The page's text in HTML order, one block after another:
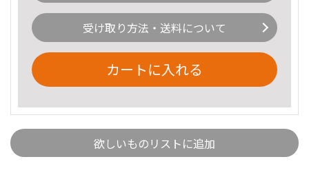
受け取り方法・送料について
カートに入れる
欲しいものリストに追加